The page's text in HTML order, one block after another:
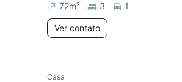
72m² 3 1
Ver contato
Casa